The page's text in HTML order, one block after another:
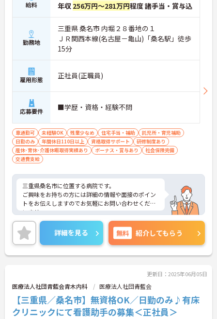
給料
年収 256万円～281万円程度 諸手当・賞与込
勤務地
三重県 桑名市 内堀２８番地の１
ＪＲ関西本線(名古屋－亀山)「桑名駅」徒歩
15分
雇用形態 正社員(正職員)
応募要件 ■学歴・資格・経験不問
車通勤可 未経験OK 残業少なめ 住宅手当・補助
託児所・育児補助
日勤のみ
年間休日110日以上 資格取得サポート
研修制度あり
産休･育休･介護休暇取得実績あり
ボーナス・賞与あり
社会保険完備
交通費支給
三重県桑名市に位置する病院です。
ご興味をお持ちの方には詳細の情報や面接のポイン
トをお伝えしますのでお気軽にお問い合わせくださ
いませ。
詳細を見る 無料 紹介してもらう
更新日：2025年06月05日
医療法人社団青藍会青木内科 医療法人社団青藍会
【三重県／桑名市】無資格OK／日勤のみ♪有床
クリニックにて看護助手の募集＜正社員＞